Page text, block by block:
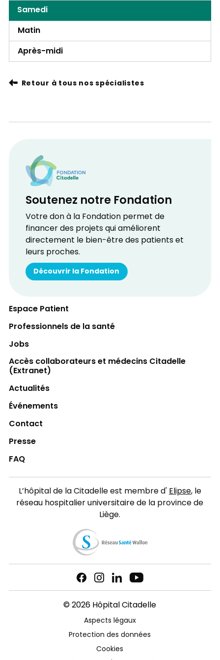
Samedi
Matin
Après-midi
Retour à tous nos spécialistes
Soutenez notre Fondation
Votre don à la Fondation permet de
financer des projets qui améliorent
directement le bien-être des patients et
leurs proches.
Découvrir la Fondation
Espace Patient
Professionnels de la santé
Jobs
Accès collaborateurs et médecins Citadelle
(Extranet)
Actualités
Événements
Contact
Presse
FAQ
L’hôpital de la Citadelle est membre d'Elipse, le
réseau hospitalier universitaire de la province de
Liège.
© 2026 Hôpital Citadelle
Aspects légaux
Protection des données
Cookies